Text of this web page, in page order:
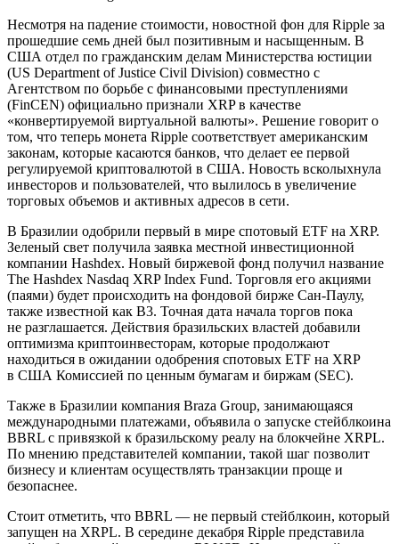
Несмотря на падение стоимости, новостной фон для Ripple за
прошедшие семь дней был позитивным и насыщенным. В
США отдел по гражданским делам Министерства юстиции
(US Department of Justice Civil Division) совместно с
Агентством по борьбе с финансовыми преступлениями
(FinCEN) официально признали XRP в качестве
«конвертируемой виртуальной валюты». Решение говорит о
том, что теперь монета Ripple соответствует американским
законам, которые касаются банков, что делает ее первой
регулируемой криптовалютой в США. Новость всколыхнула
инвесторов и пользователей, что вылилось в увеличение
торговых объемов и активных адресов в сети.
В Бразилии одобрили первый в мире спотовый ETF на XRP.
Зеленый свет получила заявка местной инвестиционной
компании Hashdex. Новый биржевой фонд получил название
The Hashdex Nasdaq XRP Index Fund. Торговля его акциями
(паями) будет происходить на фондовой бирже Сан-Паулу,
также известной как B3. Точная дата начала торгов пока
не разглашается. Действия бразильских властей добавили
оптимизма криптоинвесторам, которые продолжают
находиться в ожидании одобрения спотовых ETF на XRP
в США Комиссией по ценным бумагам и биржам (SEC).
Также в Бразилии компания Braza Group, занимающаяся
международными платежами, объявила о запуске стейблкоина
BBRL с привязкой к бразильскому реалу на блокчейне XRPL.
По мнению представителей компании, такой шаг позволит
бизнесу и клиентам осуществлять транзакции проще и
безопаснее.
Стоит отметить, что BBRL — не первый стейблкоин, который
запущен на XRPL. В середине декабря Ripple представила